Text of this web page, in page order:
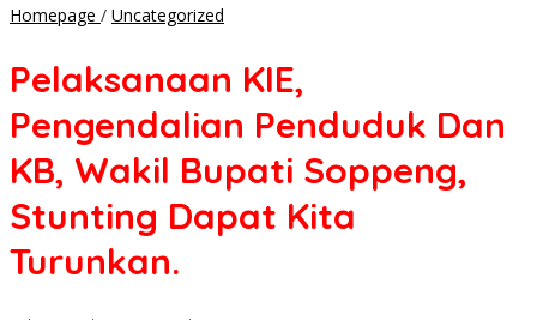
Homepage / Uncategorized
Penduduk
KB,
Bupati
Soppeng,
Stunting
Pelaksanaan KIE,
Pengendalian Penduduk Dan
KB, Wakil Bupati Soppeng,
Stunting Dapat Kita
Turunkan.